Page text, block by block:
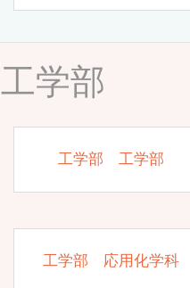
工学部
工学部 工学部
工学部 応用化学科